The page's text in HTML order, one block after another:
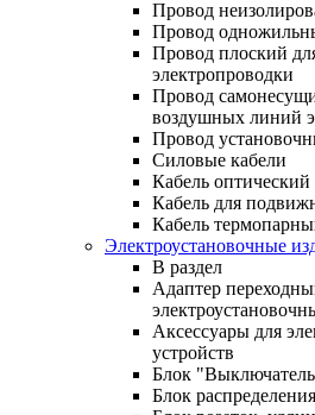
Провод
Провод
Провод плоский
электропроводки
Провод
воздушных линий
Провод
Силовые кабели
Кабель оптический
Кабель для
Кабель
Электроустановочные
В раздел
Адаптер
Аксессуары для
устройств
Блок
Блок